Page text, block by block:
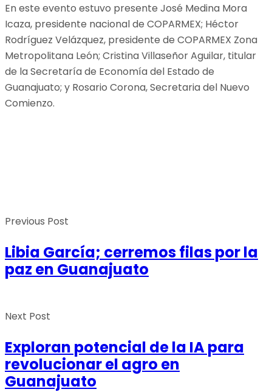
En este evento estuvo presente José Medina Mora
Icaza, presidente nacional de COPARMEX; Héctor
Rodríguez Velázquez, presidente de COPARMEX Zona
Metropolitana León; Cristina Villaseñor Aguilar, titular
de la Secretaría de Economía del Estado de
Guanajuato; y Rosario Corona, Secretaria del Nuevo
Comienzo.
Previous Post
Libia García; cerremos filas por la
paz en Guanajuato
Next Post
Exploran potencial de la IA para
revolucionar el agro en
Guanajuato